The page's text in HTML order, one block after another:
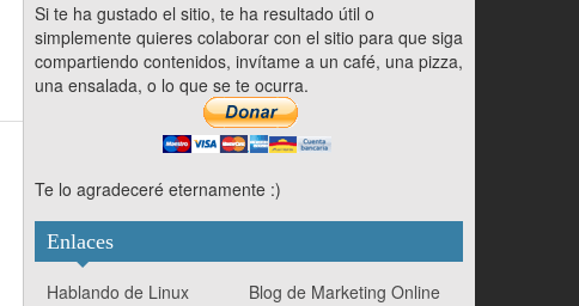
Si te ha gustado el sitio, te ha resultado útil o
simplemente quieres colaborar con el sitio para que siga
compartiendo contenidos, invítame a un café, una pizza,
una ensalada, o lo que se te ocurra.
Te lo agradeceré eternamente :)
Enlaces
Hablando de Linux
Blog de Marketing Online